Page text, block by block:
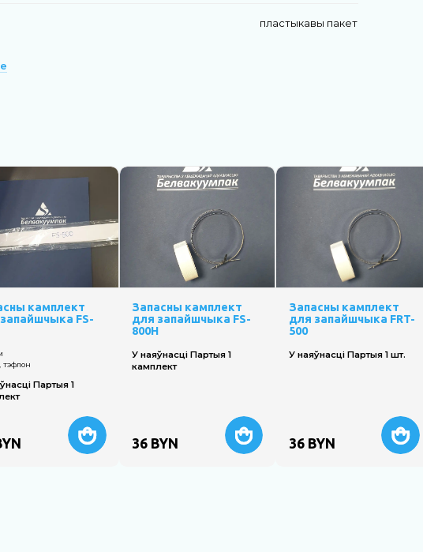
пластыкавы пакет
камплект
FS-
тэфлон
Партыя 1
Запасны камплект
для запайшчыка FS-
800H
У наяўнасці Партыя 1
камплект
36 BYN
Запасны камплект
для запайшчыка FRT-
500
У наяўнасці Партыя 1 шт.
36 BYN